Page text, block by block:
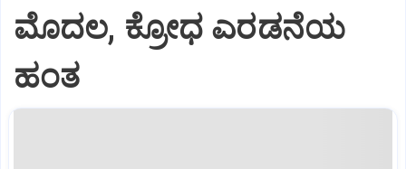
ಮೊದಲ, ಕ್ರೋಧ ಎರಡನೆಯ
ಹಂತ